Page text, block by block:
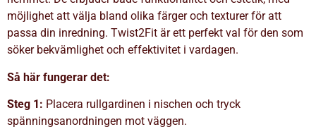
möjlighet att välja bland olika färger och texturer för att
passa din inredning. Twist2Fit är ett perfekt val för den som
söker bekvämlighet och effektivitet i vardagen.
Så här fungerar det:
Steg 1: Placera rullgardinen i nischen och tryck
spänningsanordningen mot väggen.